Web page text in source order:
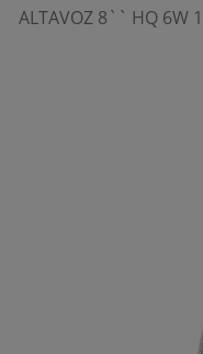
ALTAVOZ 8`` HQ 6W